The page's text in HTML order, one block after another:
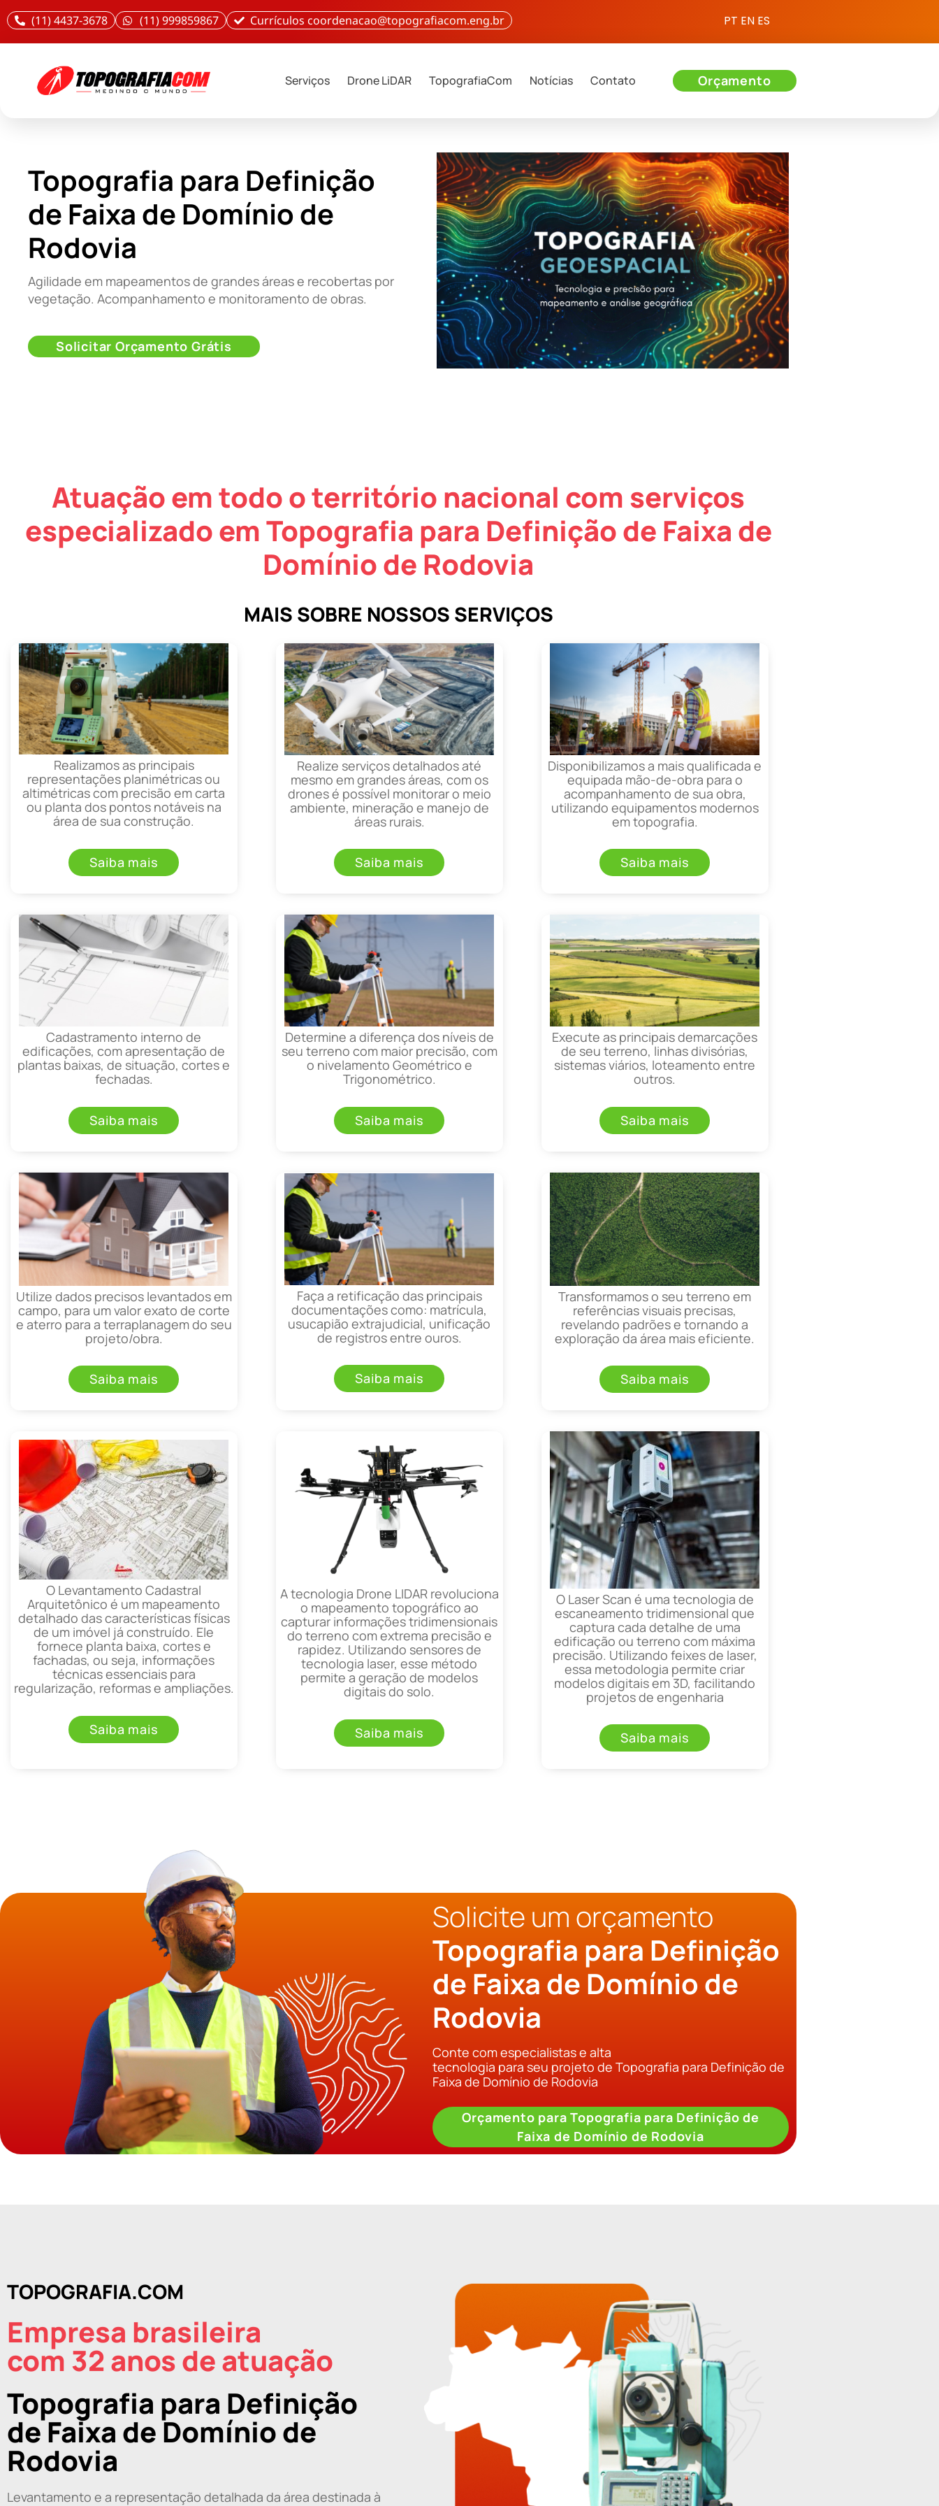
(11) 4437-3678 (11) 999859867 Currículos coordenacao@topografiacom.eng.br PT EN ES
Serviços Drone LiDAR TopografiaCom Notícias Contato Orçamento
Topografia para Definição
de Faixa de Domínio de
Rodovia
Agilidade em mapeamentos de grandes áreas e recobertas por
vegetação. Acompanhamento e monitoramento de obras.
Solicitar Orçamento Grátis
Atuação em todo o território nacional com serviços
especializado em Topografia para Definição de Faixa de
Domínio de Rodovia
MAIS SOBRE NOSSOS SERVIÇOS
Realizamos as principais
representações planimétricas ou
altimétricas com precisão em carta
ou planta dos pontos notáveis na
área de sua construção.
Saiba mais
Realize serviços detalhados até
mesmo em grandes áreas, com os
drones é possível monitorar o meio
ambiente, mineração e manejo de
áreas rurais.
Saiba mais
Disponibilizamos a mais qualificada e
equipada mão-de-obra para o
acompanhamento de sua obra,
utilizando equipamentos modernos
em topografia.
Saiba mais
Cadastramento interno de
edificações, com apresentação de
plantas baixas, de situação, cortes e
fechadas.
Saiba mais
Determine a diferença dos níveis de
seu terreno com maior precisão, com
o nivelamento Geométrico e
Trigonométrico.
Saiba mais
Execute as principais demarcações
de seu terreno, linhas divisórias,
sistemas viários, loteamento entre
outros.
Saiba mais
Utilize dados precisos levantados em
campo, para um valor exato de corte
e aterro para a terraplanagem do seu
projeto/obra.
Saiba mais
Faça a retificação das principais
documentações como: matrícula,
usucapião extrajudicial, unificação
de registros entre ouros.
Saiba mais
Transformamos o seu terreno em
referências visuais precisas,
revelando padrões e tornando a
exploração da área mais eficiente.
Saiba mais
O Levantamento Cadastral
Arquitetônico é um mapeamento
detalhado das características físicas
de um imóvel já construído. Ele
fornece planta baixa, cortes e
fachadas, ou seja, informações
técnicas essenciais para
regularização, reformas e ampliações.
Saiba mais
A tecnologia Drone LIDAR revoluciona
o mapeamento topográfico ao
capturar informações tridimensionais
do terreno com extrema precisão e
rapidez. Utilizando sensores de
tecnologia laser, esse método
permite a geração de modelos
digitais do solo.
Saiba mais
O Laser Scan é uma tecnologia de
escaneamento tridimensional que
captura cada detalhe de uma
edificação ou terreno com máxima
precisão. Utilizando feixes de laser,
essa metodologia permite criar
modelos digitais em 3D, facilitando
projetos de engenharia
Saiba mais
Solicite um orçamento
Topografia para Definição
de Faixa de Domínio de
Rodovia
Conte com especialistas e alta
tecnologia para seu projeto de Topografia para Definição de
Faixa de Domínio de Rodovia
Orçamento para Topografia para Definição de
Faixa de Domínio de Rodovia
TOPOGRAFIA.COM
Empresa brasileira
com 32 anos de atuação
Topografia para Definição
de Faixa de Domínio de
Rodovia
Levantamento e a representação detalhada da área destinada à